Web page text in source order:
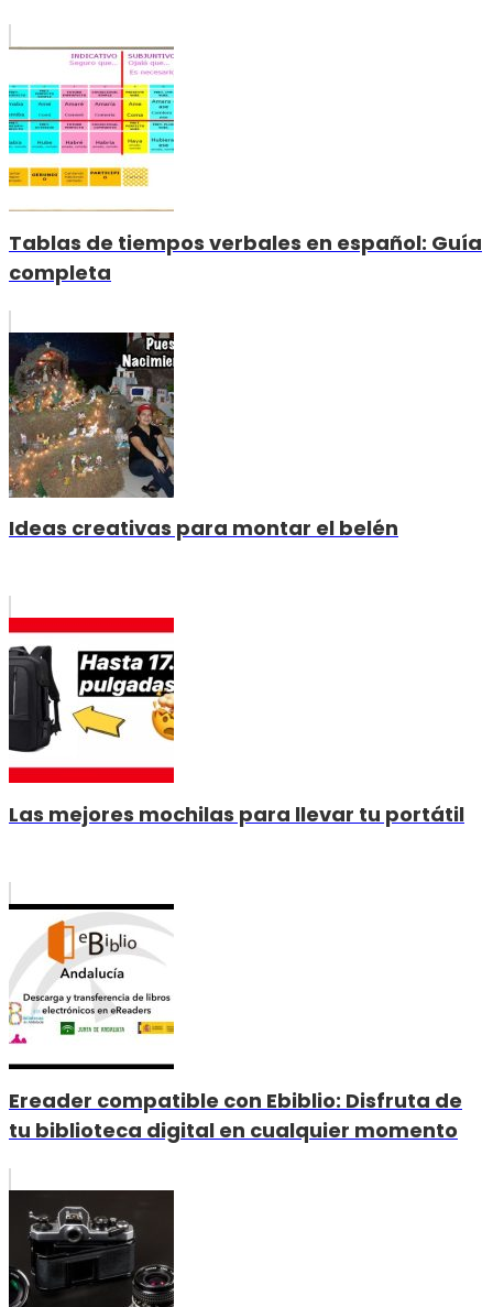
Tablas de tiempos verbales en español: Guía
completa
Ideas creativas para montar el belén
Las mejores mochilas para llevar tu portátil
Ereader compatible con Ebiblio: Disfruta de
tu biblioteca digital en cualquier momento